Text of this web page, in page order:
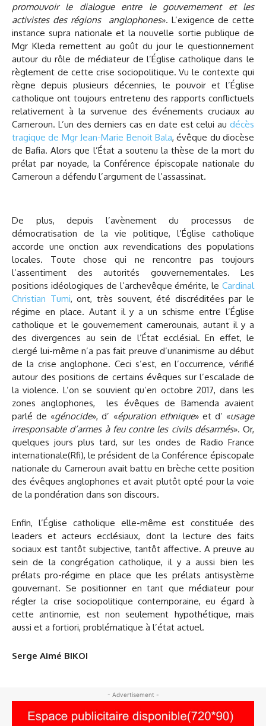
promouvoir le dialogue entre le gouvernement et les
activistes des régions anglophones». L’exigence de cette
instance supra nationale et la nouvelle sortie publique de
Mgr Kleda remettent au goût du jour le questionnement
autour du rôle de médiateur de l’Église catholique dans le
règlement de cette crise sociopolitique. Vu le contexte qui
règne depuis plusieurs décennies, le pouvoir et l’Église
catholique ont toujours entretenu des rapports conflictuels
relativement à la survenue des événements cruciaux au
Cameroun. L’un des derniers cas en date est celui au décès
tragique de Mgr Jean-Marie Benoit Bala, évêque du diocèse
de Bafia. Alors que l’État a soutenu la thèse de la mort du
prélat par noyade, la Conférence épiscopale nationale du
Cameroun a défendu l’argument de l’assassinat.
De plus, depuis l’avènement du processus de
démocratisation de la vie politique, l’Église catholique
accorde une onction aux revendications des populations
locales. Toute chose qui ne rencontre pas toujours
l’assentiment des autorités gouvernementales. Les
positions idéologiques de l’archevêque émérite, le Cardinal
Christian Tumi, ont, très souvent, été discréditées par le
régime en place. Autant il y a un schisme entre l’Église
catholique et le gouvernement camerounais, autant il y a
des divergences au sein de l’État ecclésial. En effet, le
clergé lui-même n’a pas fait preuve d’unanimisme au début
de la crise anglophone. Ceci s’est, en l’occurrence, vérifié
autour des positions de certains évêques sur l’escalade de
la violence. L’on se souvient qu’en octobre 2017, dans les
zones anglophones, les évêques de Bamenda avaient
parlé de «génocide», d’ «épuration ethnique» et d’ «usage
irresponsable d’armes à feu contre les civils désarmés». Or,
quelques jours plus tard, sur les ondes de Radio France
internationale(Rfi), le président de la Conférence épiscopale
nationale du Cameroun avait battu en brèche cette position
des évêques anglophones et avait plutôt opté pour la voie
de la pondération dans son discours.
Enfin, l’Église catholique elle-même est constituée des
leaders et acteurs ecclésiaux, dont la lecture des faits
sociaux est tantôt subjective, tantôt affective. A preuve au
sein de la congrégation catholique, il y a aussi bien les
prélats pro-régime en place que les prélats antisystème
gouvernant. Se positionner en tant que médiateur pour
régler la crise sociopolitique contemporaine, eu égard à
cette antinomie, est non seulement hypothétique, mais
aussi et a fortiori, problématique à l’état actuel.
Serge Aimé BIKOI
- Advertisement -